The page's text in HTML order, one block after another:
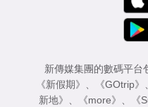
新傳媒集團的數碼平台
《新假期》 、 《GOtrip》 、
新地》 、 《more》 、 《